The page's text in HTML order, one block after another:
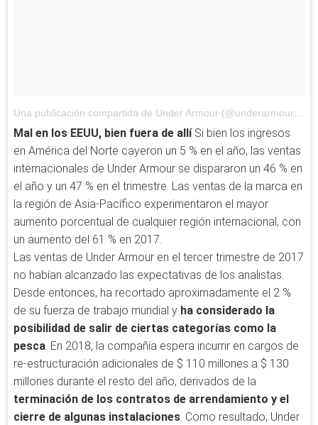
Una publicación compartida de Under Armour (@underarmour)el
Mal en los EEUU, bien fuera de allíSi bien los ingresos
en América del Norte cayeron un 5 % en el año, las ventas
internacionales de Under Armour se dispararon un 46 % en
el año y un 47 % en el trimestre. Las ventas de la marca en
la región de Asia-Pacífico experimentaron el mayor
aumento porcentual de cualquier región internacional, con
un aumento del 61 % en 2017.
Las ventas de Under Armour en el tercer trimestre de 2017
no habían alcanzado las expectativas de los analistas.
Desde entonces, ha recortado aproximadamente el 2 %
de su fuerza de trabajo mundial y ha considerado la
posibilidad de salir de ciertas categorías como la
pesca. En 2018, la compañía espera incurrir en cargos de
re-estructuración adicionales de $ 110 millones a $ 130
millones durante el resto del año, derivados de la
terminación de los contratos de arrendamiento y el
cierre de algunas instalaciones. Como resultado, Under